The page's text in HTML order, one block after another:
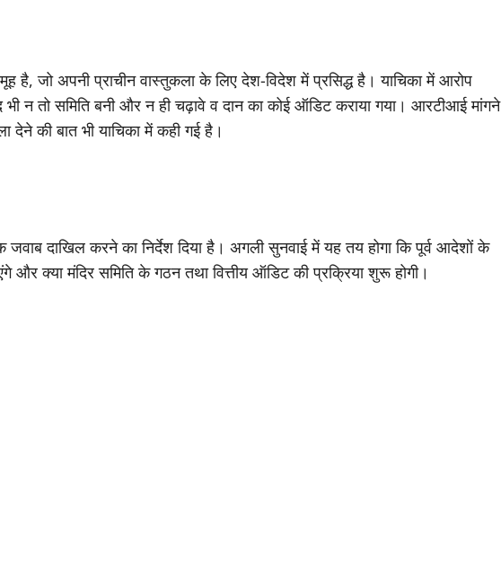
है, जो अपनी प्राचीन वास्तुकला के लिए देश-विदेश में प्रसिद्ध है। याचिका में आरोप
न तो समिति बनी और न ही चढ़ावे व दान का कोई ऑडिट कराया गया। आरटीआई मांगने
देने की बात भी याचिका में कही गई है।
जवाब दाखिल करने का निर्देश दिया है। अगली सुनवाई में यह तय होगा कि पूर्व आदेशों के
क्या मंदिर समिति के गठन तथा वित्तीय ऑडिट की प्रक्रिया शुरू होगी।